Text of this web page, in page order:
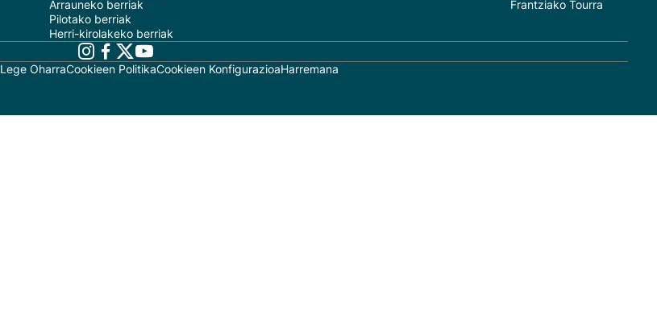
Arrauneko berriak
Pilotako berriak
Herri-kirolakeko berriak
Frantziako Tourra
Lege OharraCookieen PolitikaCookieen KonfigurazioaHarremana